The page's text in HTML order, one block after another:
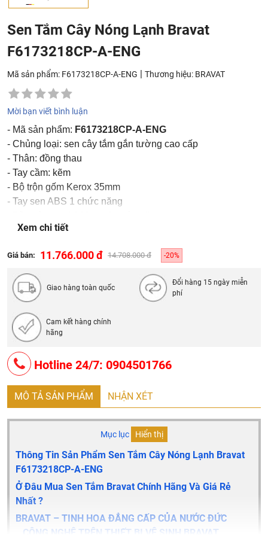
Sen Tắm Cây Nóng Lạnh Bravat
F6173218CP-A-ENG
Mã sản phẩm: F6173218CP-A-ENG | Thương hiệu: BRAVAT
Mời bạn viết bình luận
- Mã sản phẩm: F6173218CP-A-ENG
- Chủng loại: sen cây tắm gắn tường cao cấp
- Thân: đồng thau
- Tay cầm: kẽm
- Bộ trộn gốm Kerox 35mm
- Tay sen ABS 1 chức năng
- Mạ: chrome
- Tốc độ dòng chảy vòi hoa sen: 4.0 ~ 9.0L / Min @ 0.1MPa
- Tốc độ dòng chảy của vòi: ≥6.0L / Min @ 0.1MPa
- Sản xuất tại: Trung Quốc
- Thương hiệu: Bravat
Xem chi tiết
Giá bán: 11.766.000 đ 14.708.000 đ -20%
Giao hàng toàn quốc
Đổi hàng 15 ngày miễn
phí
Cam kết hàng chính
hãng
Hotline 24/7: 0904501766
MÔ TẢ SẢN PHẨM NHẬN XÉT
Mục lục Hiển thị
Thông Tin Sản Phẩm Sen Tắm Cây Nóng Lạnh Bravat
F6173218CP-A-ENG
Ở Đâu Mua Sen Tắm Bravat Chính Hãng Và Giá Rẻ
Nhất ?
BRAVAT – TINH HOA ĐẲNG CẤP CỦA NƯỚC ĐỨC
CÔNG NGHỆ TRÊN THIẾT BỊ VỆ SINH BRAVAT